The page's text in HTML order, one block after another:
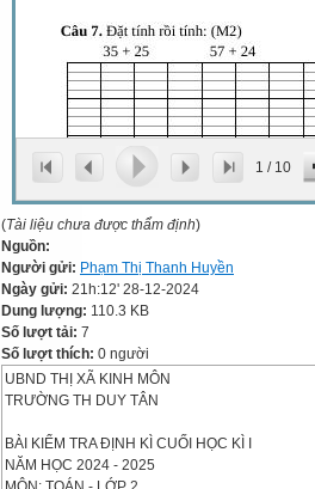
1 / 10
(Tài liệu chưa được thẩm định)
Nguồn:
Người gửi: Phạm Thị Thanh Huyền
Ngày gửi: 21h:12' 28-12-2024
Dung lượng: 110.3 KB
Số lượt tải: 7
Số lượt thích: 0 người
UBND THỊ XÃ KINH MÔN
TRƯỜNG TH DUY TÂN
BÀI KIỂM TRA ĐỊNH KÌ CUỐI HỌC KÌ I
NĂM HỌC 2024 - 2025